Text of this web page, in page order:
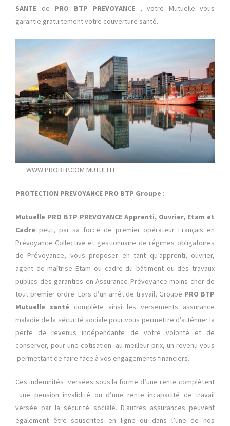
SANTE de PRO BTP PREVOYANCE , votre Mutuelle vous
garantie gratuitement votre couverture santé.
WWW.PROBTP.COM MUTUELLE
PROTECTION PREVOYANCE PRO BTP Groupe :
Mutuelle PRO BTP PREVOYANCE Apprenti, Ouvrier, Etam et
Cadre peut, par sa force de premier opérateur Français en
Prévoyance Collective et gestionnaire de régimes obligatoires
de Prévoyance, vous proposer en tant qu’apprenti, ouvrier,
agent de maîtrise Etam ou cadre du bâtiment ou des travaux
publics des garanties en Assurance Prévoyance moins cher de
tout premier ordre. Lors d’un arrêt de travail, Groupe PRO BTP
Mutuelle santé complète ainsi les versements assurance
maladie de la sécurité sociale pour vous permettre d’atténuer la
perte de revenus indépendante de votre volonté et de
conserver, pour une cotisation au meilleur prix, un revenu vous
permettant de faire face à vos engagements financiers.
Ces indemnités versées sous la forme d’une rente complètent
une pension invalidité ou d’une rente incapacité de travail
versée par la sécurité sociale. D’autres assurances peuvent
également être souscrites en ligne ou dans l’une de nos